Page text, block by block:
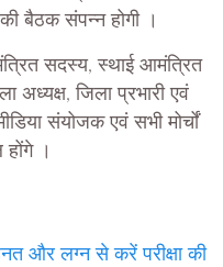
बैठक संपन्न होगी ।
सदस्य, स्थाई आमंत्रित
अध्यक्ष, जिला प्रभारी एवं
संयोजक एवं सभी मोर्चों
।
और लग्न से करें परीक्षा की